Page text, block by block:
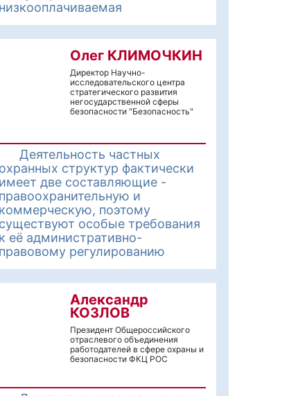
низкооплачиваемая
Олег КЛИМОЧКИН
Директор Научно-
исследовательского центра
стратегического развития
негосударственной сферы
безопасности "Безопасность"
Деятельность частных
охранных структур фактически
имеет две составляющие -
правоохранительную и
коммерческую, поэтому
существуют особые требования
к её административно-
правовому регулированию
Александр
КОЗЛОВ
Президент Общероссийского
отраслевого объединения
работодателей в сфере охраны и
безопасности ФКЦ РОС